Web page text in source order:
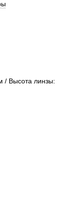
/ Высота линзы: